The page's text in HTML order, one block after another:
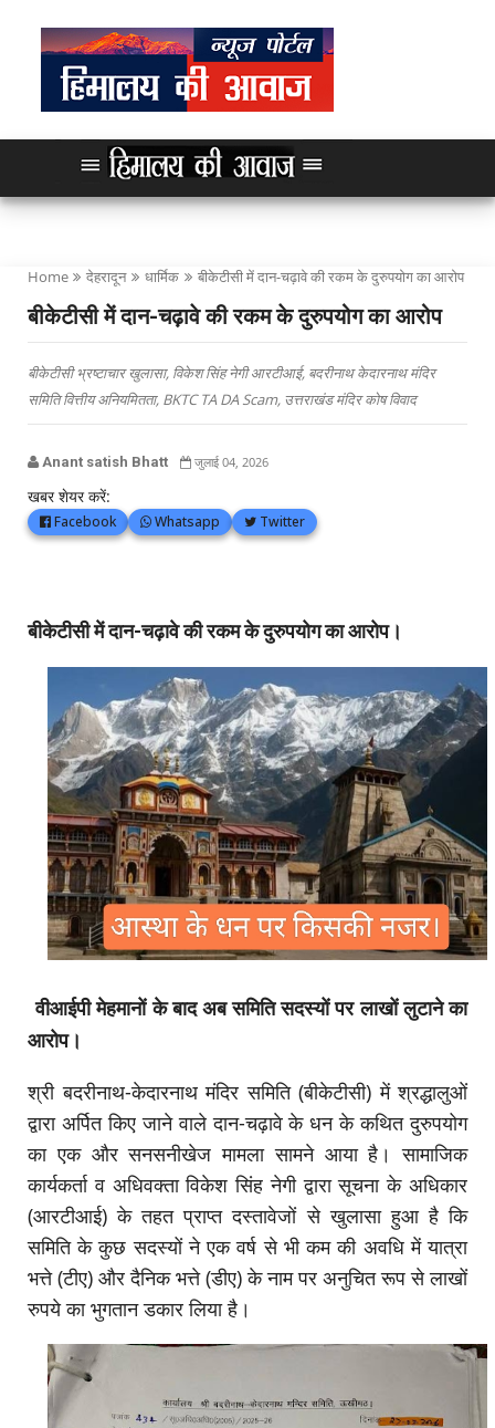
Home देहरादून धार्मिक बीकेटीसी में दान-चढ़ावे की रकम के दुरुपयोग का आरोप
बीकेटीसी में दान-चढ़ावे की रकम के दुरुपयोग का आरोप
बीकेटीसी भ्रष्टाचार खुलासा, विकेश सिंह नेगी आरटीआई, बदरीनाथ केदारनाथ मंदिर
समिति वित्तीय अनियमितता, BKTC TA DA Scam, उत्तराखंड मंदिर कोष विवाद
Anant satish Bhatt जुलाई 04, 2026
खबर शेयर करें:
Facebook Whatsapp Twitter
बीकेटीसी में दान-चढ़ावे की रकम के दुरुपयोग का आरोप।
वीआईपी मेहमानों के बाद अब समिति सदस्यों पर लाखों लुटाने का
आरोप।
श्री बदरीनाथ-केदारनाथ मंदिर समिति (बीकेटीसी) में श्रद्धालुओं
द्वारा अर्पित किए जाने वाले दान-चढ़ावे के धन के कथित दुरुपयोग
का एक और सनसनीखेज मामला सामने आया है। सामाजिक
कार्यकर्ता व अधिवक्ता विकेश सिंह नेगी द्वारा सूचना के अधिकार
(आरटीआई) के तहत प्राप्त दस्तावेजों से खुलासा हुआ है कि
समिति के कुछ सदस्यों ने एक वर्ष से भी कम की अवधि में यात्रा
भत्ते (टीए) और दैनिक भत्ते (डीए) के नाम पर अनुचित रूप से लाखों
रुपये का भुगतान डकार लिया है।